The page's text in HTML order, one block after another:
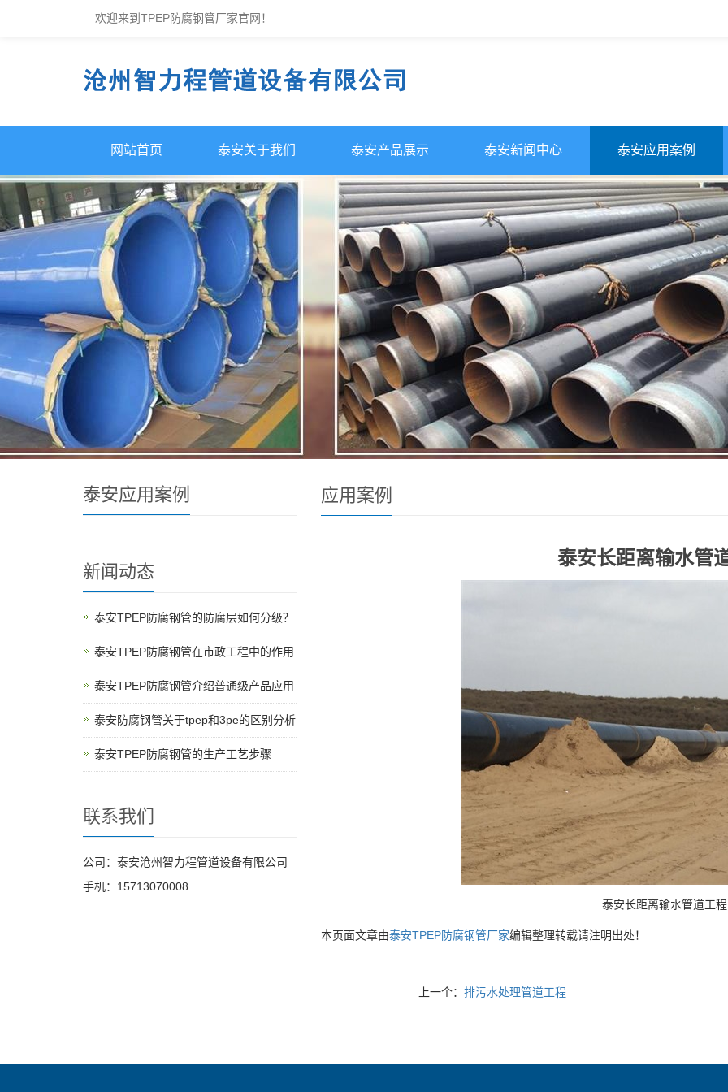
欢迎来到TPEP防腐钢管厂家官网！
网站首页 泰安关于我们 泰安产品展示 泰安新闻中心 泰安应用案例
应用案例
泰安长距离输水管
泰安长距离输水管道工程
本页面文章由泰安TPEP防腐钢管厂家编辑整理转载请注明出处！
上一个：排污水处理管道工程
泰安应用案例
新闻动态
泰安TPEP防腐钢管的防腐层如何分级？
泰安TPEP防腐钢管在市政工程中的作用
泰安TPEP防腐钢管介绍普通级产品应用
泰安防腐钢管关于tpep和3pe的区别分析
泰安TPEP防腐钢管的生产工艺步骤
联系我们
公司：泰安沧州智力程管道设备有限公司
手机：15713070008